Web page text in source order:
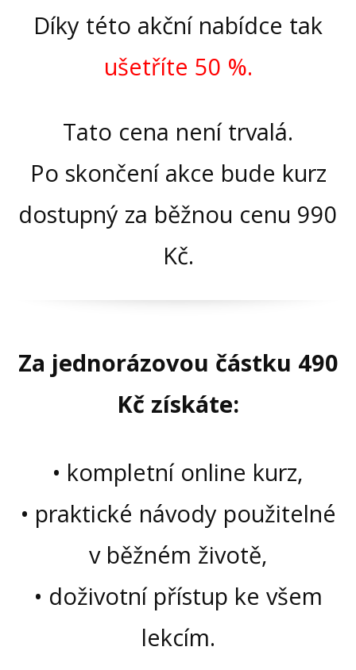
Díky této akční nabídce tak
ušetříte 50 %.
Tato cena není trvalá.
Po skončení akce bude kurz
dostupný za běžnou cenu 990
Kč.
Za jednorázovou částku 490
Kč získáte:
• kompletní online kurz,
• praktické návody použitelné
v běžném životě,
• doživotní přístup ke všem
lekcím.